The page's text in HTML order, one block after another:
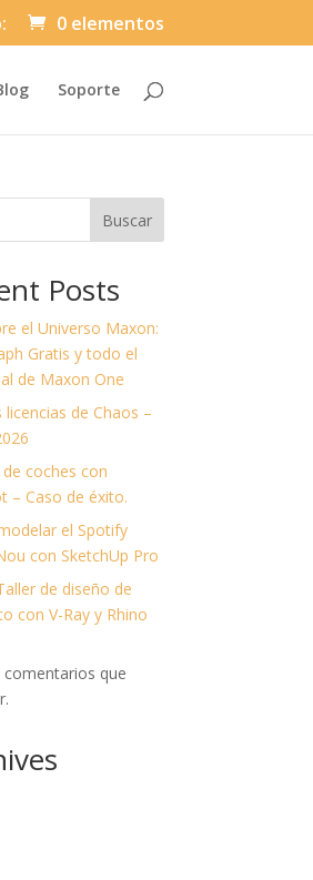
0 elementos
Hierarchic
atakanau.blogspot.com/2021/
plugin.html
Child
(Divi)
Soporte
Buscar
Posts
el Universo Maxon:
Gratis y todo el
de Maxon One
licencias de Chaos –
coches con
– Caso de éxito.
el Spotify
con SketchUp Pro
de diseño de
con V-Ray y Rhino
comentarios que